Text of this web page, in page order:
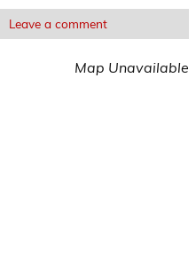
Leave a comment
Map Unavailable